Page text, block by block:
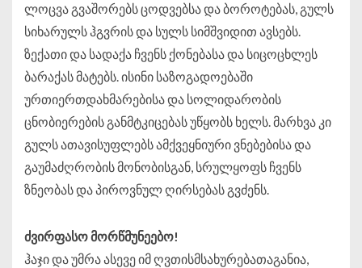
ლოცვა გვაშორებს ცოდვებსა და ბოროტებას, გულს
სიხარულს ჰგვრის და სულს სიმშვიდით ავსებს.
ზექათი და სადაქა ჩვენს ქონებასა და სიცოცხლეს
ბარაქას მატებს. ისინი საზოგადოებაში
ურთიერთდახმარებისა და სოლიდარობის
ცნობიერების განმტკიცებას უწყობს ხელს. მარხვა კი
გულს ათავისუფლებს ამქვეყნიური ვნებებისა და
გაუმაძღრობის მონობისგან, სრულყოფს ჩვენს
ზნეობას და პიროვნულ ღირსებას გვძენს.
ძვირფასომორწმუნეებო!
ჰაჯი და უმრა ასევე იმ ღვთისმსახურებათაგანია,